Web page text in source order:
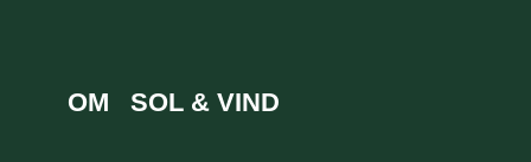
OM SOL & VIND